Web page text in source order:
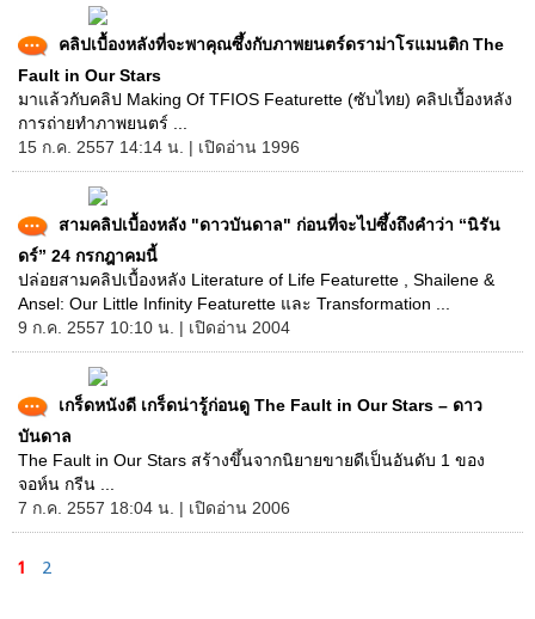
คลิปเบื้องหลังที่จะพาคุณซึ้งกับภาพยนตร์ดราม่าโรแมนติก The
Fault in Our Stars
มาแล้วกับคลิป Making Of TFIOS Featurette (ซับไทย) คลิปเบื้องหลัง
การถ่ายทำภาพยนตร์ ...
15 ก.ค. 2557 14:14 น. | เปิดอ่าน 1996
สามคลิปเบื้องหลัง "ดาวบันดาล" ก่อนที่จะไปซึ้งถึงคำว่า “นิรัน
ดร์” 24 กรกฎาคมนี้
ปล่อยสามคลิปเบื้องหลัง Literature of Life Featurette , Shailene &
Ansel: Our Little Infinity Featurette และ Transformation ...
9 ก.ค. 2557 10:10 น. | เปิดอ่าน 2004
เกร็ดหนังดี เกร็ดน่ารู้ก่อนดู The Fault in Our Stars – ดาว
บันดาล
The Fault in Our Stars สร้างขึ้นจากนิยายขายดีเป็นอันดับ 1 ของ
จอห์น กรีน ...
7 ก.ค. 2557 18:04 น. | เปิดอ่าน 2006
1 2